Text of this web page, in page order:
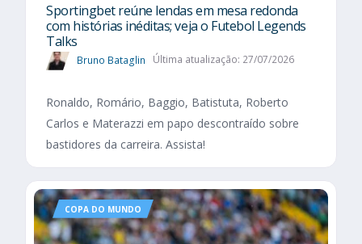
Sportingbet reúne lendas em mesa redonda
com histórias inéditas; veja o Futebol Legends
Talks
Bruno Bataglin Última atualização: 27/07/2026
Ronaldo, Romário, Baggio, Batistuta, Roberto
Carlos e Materazzi em papo descontraído sobre
bastidores da carreira. Assista!
COPA DO MUNDO